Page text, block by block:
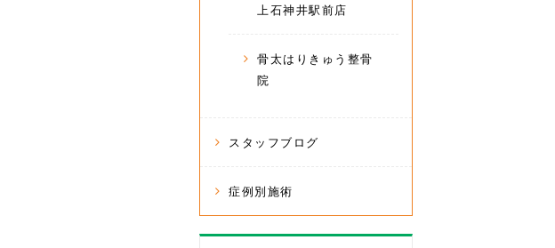
上石神井駅前店
骨太はりきゅう整骨
院
スタッフブログ
症例別施術